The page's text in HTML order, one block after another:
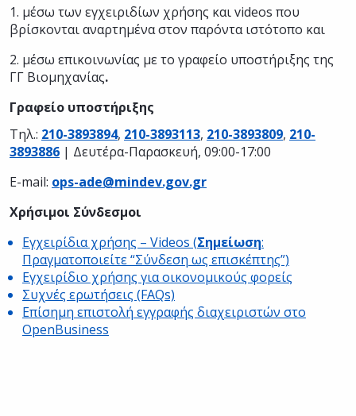
1. μέσω των εγχειριδίων χρήσης και videos που
βρίσκονται αναρτημένα στον παρόντα ιστότοπο και
2. μέσω επικοινωνίας με το γραφείο υποστήριξης της
ΓΓ Βιομηχανίας.
Γραφείο υποστήριξης
Τηλ.: 210-3893894, 210-3893113, 210-3893809, 210-
3893886 | Δευτέρα-Παρασκευή, 09:00-17:00
E-mail: ops-ade@mindev.gov.gr
Χρήσιμοι Σύνδεσμοι
Εγχειρίδια χρήσης – Videos (Σημείωση:
Πραγματοποιείτε “Σύνδεση ως επισκέπτης”)
Εγχειρίδιο χρήσης για οικονομικούς φορείς
Συχνές ερωτήσεις (FAQs)
Επίσημη επιστολή εγγραφής διαχειριστών στο
OpenBusiness